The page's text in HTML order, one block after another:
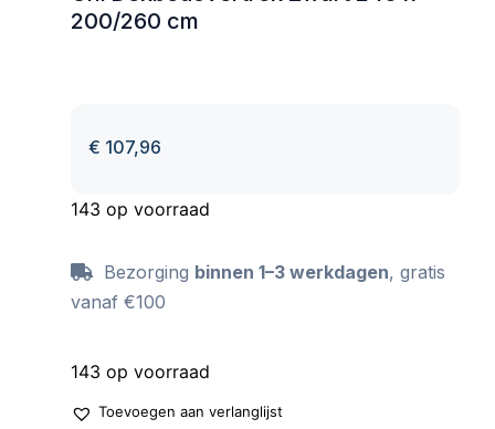
200/260 cm
€ 107,96
143 op voorraad
Bezorging binnen 1–3 werkdagen, gratis
vanaf €100
143 op voorraad
Toevoegen aan verlanglijst